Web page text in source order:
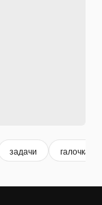
задачи галочка